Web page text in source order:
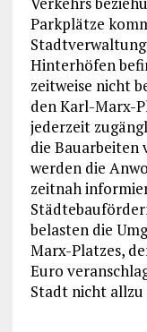
Parkplätze
Hinterhöfen
zeitweise nicht
den Karl-Marx-
jederzeit
die Bauarbeiten
werden die
zeitnah
belasten die
Marx-Platzes,
Euro
Stadt nicht allzu